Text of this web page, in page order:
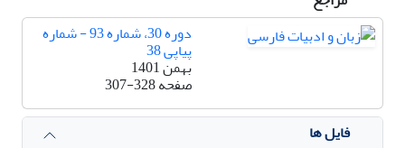
دوره 30، شماره 93 - شماره
پیاپی 38
بهمن 1401
صفحه307-328
فایل ها